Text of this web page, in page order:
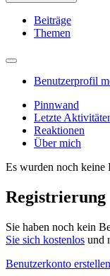
Beiträge
Themen
Benutzerprofil
Pinnwand
Letzte
Reaktionen
Über mich
Es wurden noch keine
Registrierung
Sie haben noch kein
Sie sich kostenlos und
Benutzerkonto erstellen